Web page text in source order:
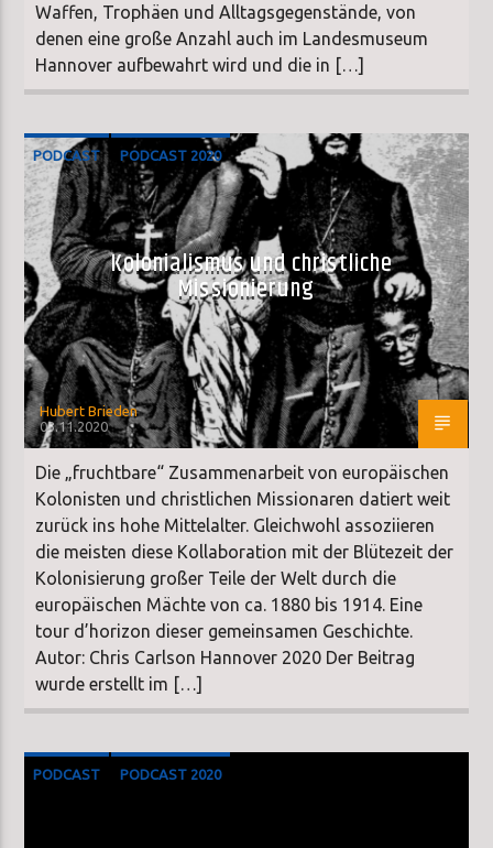
Waffen, Trophäen und Alltagsgegenstände, von
denen eine große Anzahl auch im Landesmuseum
Hannover aufbewahrt wird und die in […]
PODCAST PODCAST 2020
SONDERSENDUNG
Kolonialismus und christliche
Missionierung
Hubert Brieden
03.11.2020
Die „fruchtbare“ Zusammenarbeit von europäischen
Kolonisten und christlichen Missionaren datiert weit
zurück ins hohe Mittelalter. Gleichwohl assoziieren
die meisten diese Kollaboration mit der Blütezeit der
Kolonisierung großer Teile der Welt durch die
europäischen Mächte von ca. 1880 bis 1914. Eine
tour d’horizon dieser gemeinsamen Geschichte.
Autor: Chris Carlson Hannover 2020 Der Beitrag
wurde erstellt im […]
PODCAST PODCAST 2020